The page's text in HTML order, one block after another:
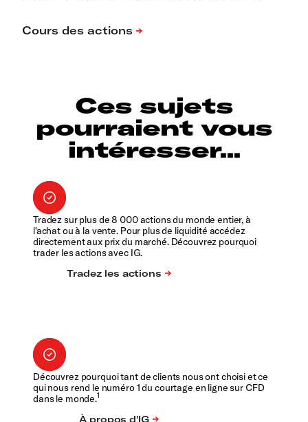
Ces sujets
pourraient vous
intéresser...
Tradez sur plus de 8 000 actions du monde entier, à
l'achat ou à la vente. Pour plus de liquidité accédez
directement aux prix du marché. Découvrez pourquoi
trader les actions avec IG.
Découvrez pourquoi tant de clients nous ont choisi et ce
qui nous rend le numéro 1 du courtage en ligne sur CFD
dans le monde.1